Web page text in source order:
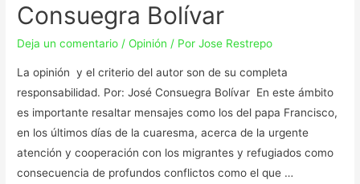
Consuegra Bolívar
Deja un comentario /Opinión / PorJose Restrepo
La opinión y el criterio del autor son de su completa
responsabilidad. Por: José Consuegra Bolívar En este ámbito
es importante resaltar mensajes como los del papa Francisco,
en los últimos días de la cuaresma, acerca de la urgente
atención y cooperación con los migrantes y refugiados como
consecuencia de profundos conflictos como el que …